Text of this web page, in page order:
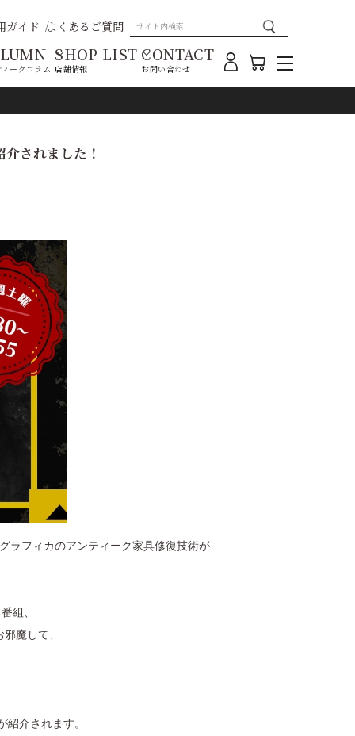
ガイド よくあるご質問
ークコラム
SHOP LIST
店舗情報
CONTACT
お問い合わせ
されました！
ラフィカのアンティーク家具修復技術が
組、
魔して、
介されます。